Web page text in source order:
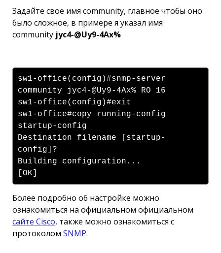
Задайте свое имя community, главное чтобы оно
было сложное, в примере я указал имя
community jyc4-@Uy9-4Ax%
sw1-office(config)#snmp-server
community jyc4-@Uy9-4Ax% RO 16
sw1-office(config)#exit
sw1-office#copy running-config
startup-config
Destination filename [startup-
config]?
Building configuration...
[OK]
Более подробно об настройке можно
ознакомиться на официальном официальном
сайте Cisco, также можно ознакомиться с
протоколом SNMP.